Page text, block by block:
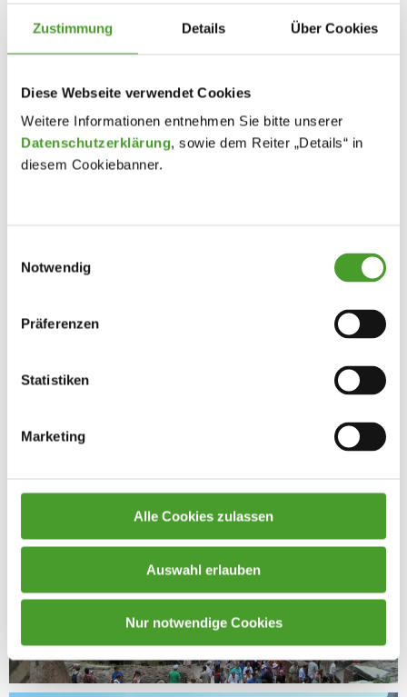
Zustimmung Details Über Cookies
Diese Webseite verwendet Cookies
Weitere Informationen entnehmen Sie bitte unserer
Datenschutzerklärung, sowie dem Reiter „Details“ in
diesem Cookiebanner.
Notwendig
Präferenzen
Statistiken
Marketing
Alle Cookies zulassen
Auswahl erlauben
Nur notwendige Cookies